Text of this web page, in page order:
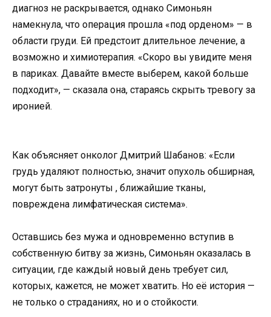
диагноз не раскрывается, однако Симоньян
намекнула, что операция прошла «под орденом» — в
области груди. Ей предстоит длительное лечение, а
возможно и химиотерапия. «Скоро вы увидите меня
в париках. Давайте вместе выберем, какой больше
подходит», — сказала она, стараясь скрыть тревогу за
иронией.
Как объясняет онколог Дмитрий Шабанов: «Если
грудь удаляют полностью, значит опухоль обширная,
могут быть затронуты , ближайшие тканы,
повреждена лимфатическая система».
Оставшись без мужа и одновременно вступив в
собственную битву за жизнь, Симоньян оказалась в
ситуации, где каждый новый день требует сил,
которых, кажется, не может хватить. Но её история —
не только о страданиях, но и о стойкости.